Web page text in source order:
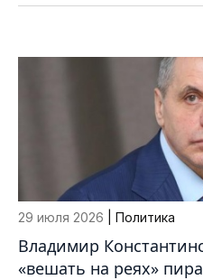
29 июля 2026 | Политика
Владимир
«вешать на реях»